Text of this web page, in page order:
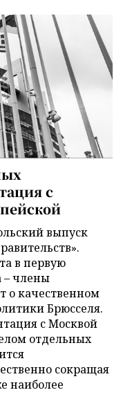
с
выпуск
в первую
– члены
о качественном
Брюсселя.
с Москвой
отдельных
сокращая
наиболее